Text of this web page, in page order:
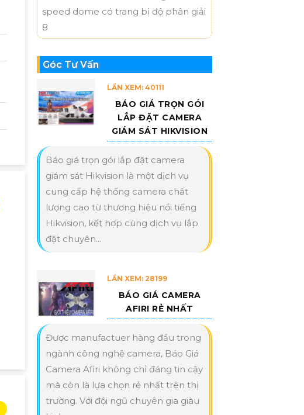
speed dome có trang bị độ phân giải
8
Góc Tư Vấn
LẦN XEM: 40111
BÁO GIÁ TRỌN GÓI
LẮP ĐẶT CAMERA
GIÁM SÁT HIKVISION
Báo giá trọn gói lắp đặt camera
giám sát Hikvision là một dịch vụ
cung cấp hệ thống camera chất
lượng cao từ thương hiệu nổi tiếng
Hikvision, kết hợp cùng dịch vụ lắp
đặt chuyên...
LẦN XEM: 28199
BÁO GIÁ CAMERA
AFIRI RẺ NHẤT
Được manufactuer hàng đầu trong
ngành công nghệ camera, Báo Giá
Camera Afiri không chỉ đáng tin cậy
mà còn là lựa chọn rẻ nhất trên thị
trường. Với đội ngũ chuyên gia giàu